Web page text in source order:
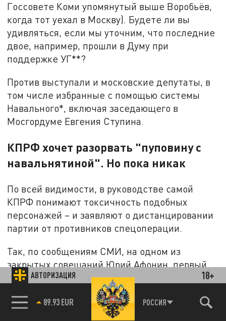
АВТОРИЗАЦИЯ 18+
85.64 BRENT РОССИЯ
Госсовете Коми упомянутый выше Воробьёв,
когда тот уехал в Москву). Будете ли вы
удивляться, если мы уточним, что последние
двое, например, прошли в Думу при
поддержке УГ**?
Против выступали и московские депутаты, в
том числе избранные с помощью системы
Навального*, включая заседающего в
Мосгордуме Евгения Ступина.
КПРФ хочет разорвать "пуповину с
навальнятиной". Но пока никак
По всей видимости, в руководстве самой
КПРФ понимают токсичность подобных
персонажей – и заявляют о дистанцировании
партии от противников спецоперации.
Так, по сообщениям СМИ, на одном из
закрытых совещаний Юрий Афонин, первый
зам Зюганова, заявил, что партии надо
разорвать "пуповину с навальнятиной":